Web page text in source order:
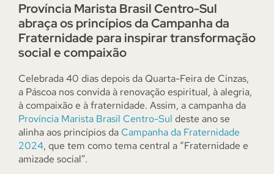
Província Marista Brasil Centro-Sul
abraça os princípios da Campanha da
Fraternidade para inspirar transformação
social e compaixão
Celebrada 40 dias depois da Quarta-Feira de Cinzas,
a Páscoa nos convida à renovação espiritual, à alegria,
à compaixão e à fraternidade. Assim, a campanha da
Província Marista Brasil Centro-Sul deste ano se
alinha aos princípios da Campanha da Fraternidade
2024, que tem como tema central a “Fraternidade e
amizade social”.